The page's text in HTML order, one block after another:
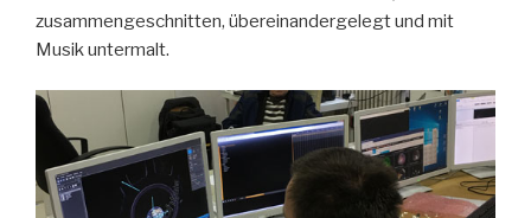
zusammengeschnitten, übereinandergelegt und mit
Musik untermalt.